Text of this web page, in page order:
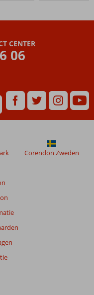
CENTER
06
Corendon Zweden